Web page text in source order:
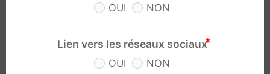
OUI NON
Lien vers les réseaux sociaux
OUI NON